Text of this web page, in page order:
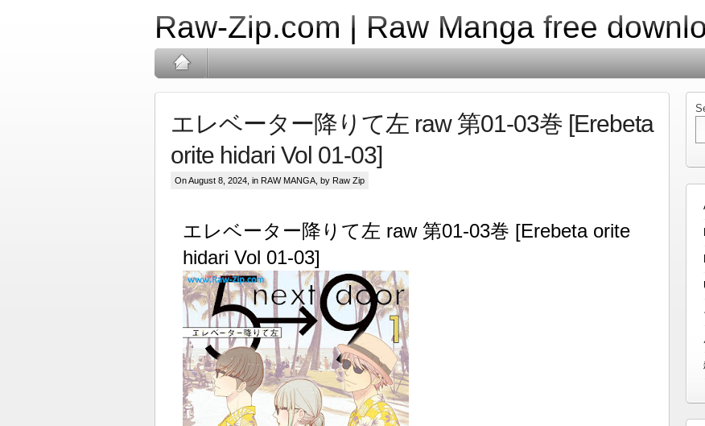
Raw-Zip.com | Raw Manga free
エレベーター降りて左 raw 第01-03巻 [Erebeta
orite hidari Vol 01-03]
On August 8, 2024, in RAW MANGA , by Raw Zip
エレベーター降りて左 raw 第01-03巻 [Erebeta orite
hidari Vol 01-03]